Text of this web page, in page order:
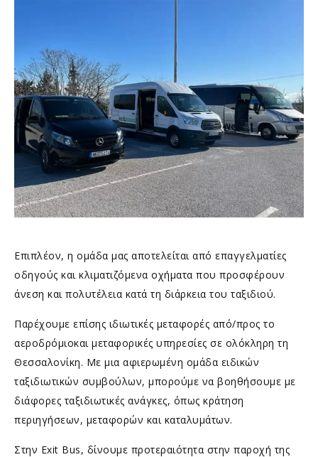
Επιπλέον, η ομάδα μας αποτελείται από επαγγελματίες
οδηγούς και κλιματιζόμενα οχήματα που προσφέρουν
άνεση και πολυτέλεια κατά τη διάρκεια του ταξιδιού.
Παρέχουμε επίσης ιδιωτικές μεταφορές από/προς το
αεροδρόμιοκαι μεταφορικές υπηρεσίες σε ολόκληρη τη
Θεσσαλονίκη. Με μια αφιερωμένη ομάδα ειδικών
ταξιδιωτικών συμβούλων, μπορούμε να βοηθήσουμε με
διάφορες ταξιδιωτικές ανάγκες, όπως κράτηση
περιηγήσεων, μεταφορών και καταλυμάτων.
Στην Exit Bus, δίνουμε προτεραιότητα στην παροχή της